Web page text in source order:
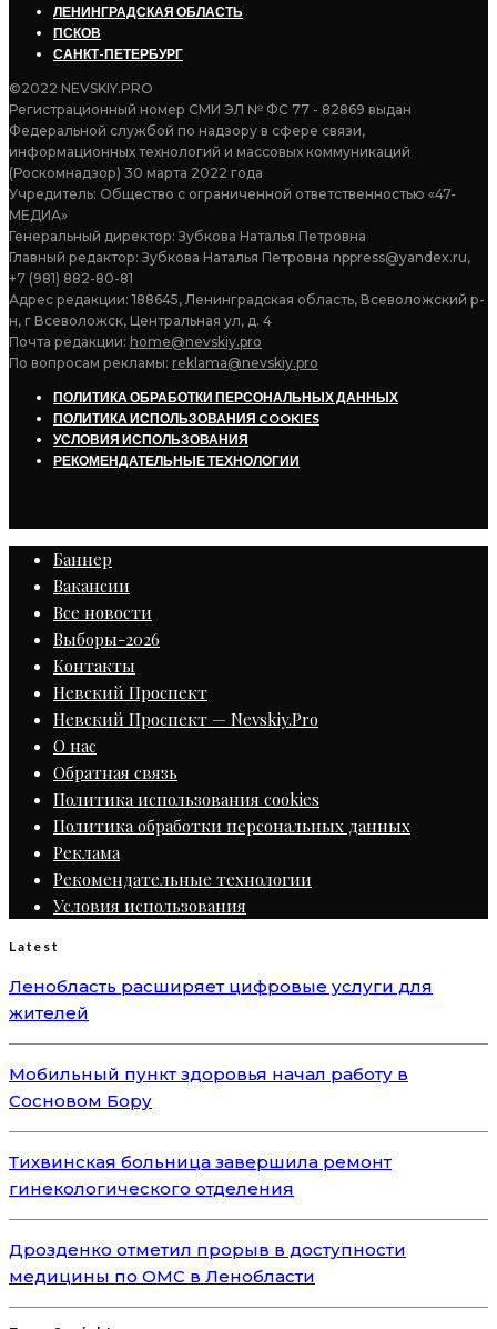
ЛЕНИНГРАДСКАЯ ОБЛАСТЬ
ПСКОВ
САНКТ-ПЕТЕРБУРГ
©2022 NEVSKIY.PRO
Регистрационный номер СМИ ЭЛ № ФС 77 - 82869 выдан
Федеральной службой по надзору в сфере связи,
информационных технологий и массовых коммуникаций
(Роскомнадзор) 30 марта 2022 года
Учредитель: Общество с ограниченной ответственностью «47-
МЕДИА»
Генеральный директор: Зубкова Наталья Петровна
Главный редактор: Зубкова Наталья Петровна nppress@yandex.ru,
+7 (981) 882-80-81
Адрес редакции: 188645, Ленинградская область, Всеволожский р-
н, г Всеволожск, Центральная ул, д. 4
Почта редакции: home@nevskiy.pro
По вопросам рекламы: reklama@nevskiy.pro
ПОЛИТИКА ОБРАБОТКИ ПЕРСОНАЛЬНЫХ ДАННЫХ
ПОЛИТИКА ИСПОЛЬЗОВАНИЯ COOKIES
УСЛОВИЯ ИСПОЛЬЗОВАНИЯ
РЕКОМЕНДАТЕЛЬНЫЕ ТЕХНОЛОГИИ
Баннер
Вакансии
Все новости
Выборы-2026
Контакты
Невский Проспект
Невский Проспект — Nevskiy.Pro
О нас
Обратная связь
Политика использования cookies
Политика обработки персональных данных
Реклама
Рекомендательные технологии
Условия использования
Latest
Ленобласть расширяет цифровые услуги для
жителей
Мобильный пункт здоровья начал работу в
Сосновом Бору
Тихвинская больница завершила ремонт
гинекологического отделения
Дрозденко отметил прорыв в доступности
медицины по ОМС в Ленобласти